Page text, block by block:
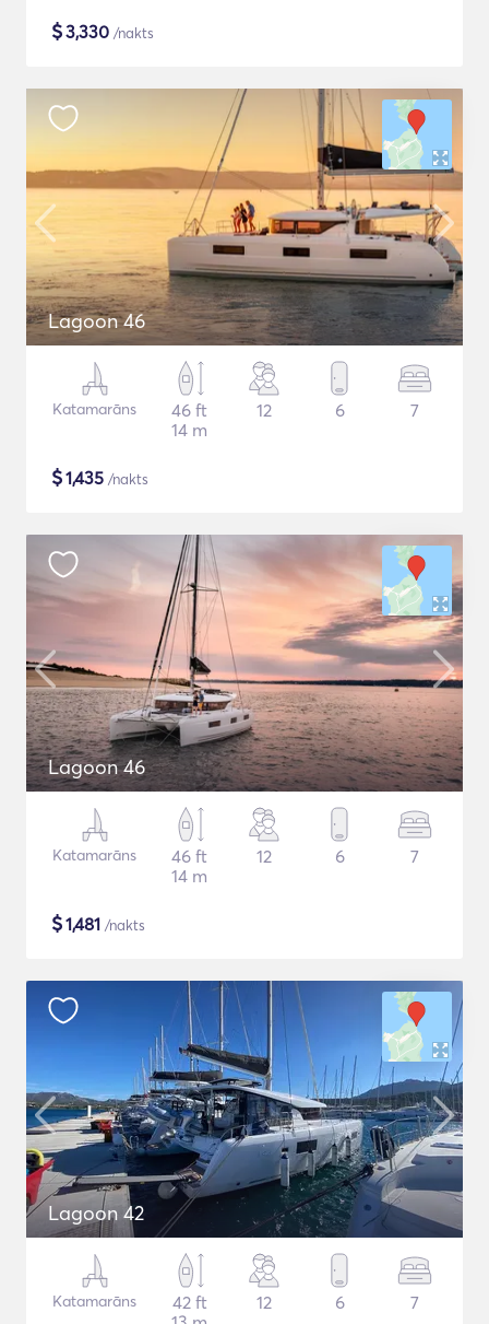
$3,330 /nakts
Lagoon 46
Katamarāns
46 ft
14 m
12 6 7
$1,435 /nakts
Lagoon 46
Katamarāns
46 ft
14 m
12 6 7
$1,481 /nakts
Lagoon 42
Katamarāns
42 ft
12 6 7